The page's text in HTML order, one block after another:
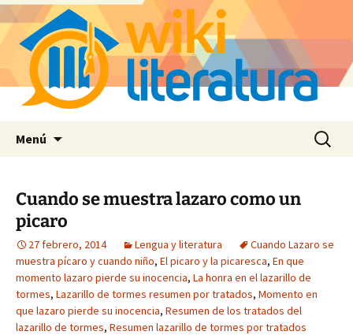
Menú Buscar:
Cuando se muestra lazaro como un
picaro
27 febrero, 2014 Lengua y literatura
Cuando Lazaro se
muestra pícaro y cuando niño, El picaro y la picaresca, En que
momento lazaro pierde su inocencia, La honra en el lazarillo de
tormes, Lazarillo de tormes resumen por tratados, Momento en
que lazaro pierde su inocencia, Resumen de los tratados del
lazarillo de tormes, Resumen lazarillo de tormes por tratados